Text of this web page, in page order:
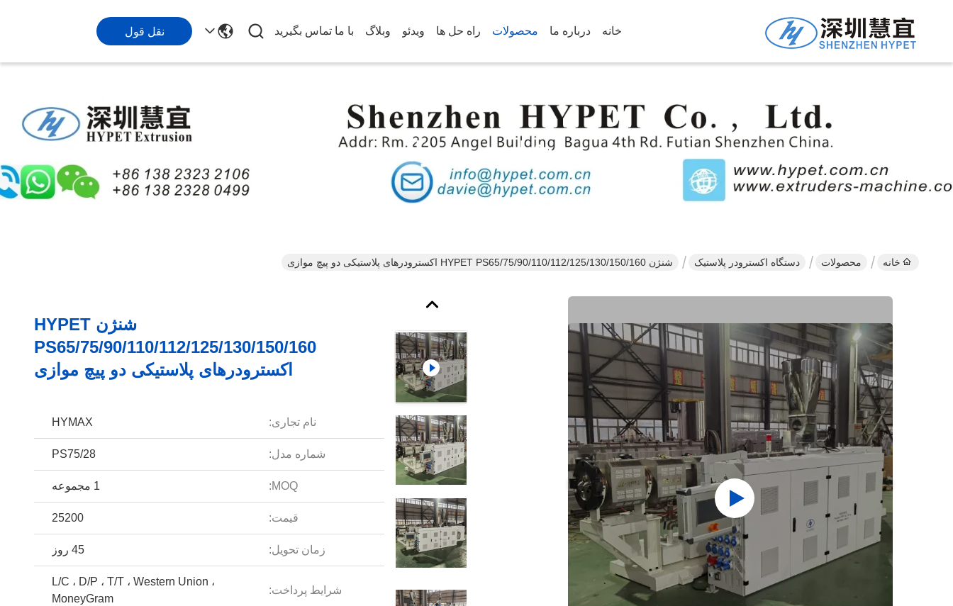
خانه درباره ما محصولات راه حل ها ویدئو وبلاگ با ما تماس بگیرید نقل قول
جزئیات محصولات
خانه محصولات دستگاه اکسترودر پلاستیک شنژن HYPET PS65/75/90/110/112/125/130/150/160 اکسترودرهای پلاستیکی دو پیچ موازی
شنژن HYPET
PS65/75/90/110/112/125/130/150/160
اکسترودرهای پلاستیکی دو پیچ موازی
نام تجاری: HYMAX
شماره مدل: PS75/28
MOQ: 1 مجموعه
قیمت: 25200
زمان تحویل: 45 روز
شرایط پرداخت:
L/C ، D/P ، T/T ، Western Union ،
MoneyGram